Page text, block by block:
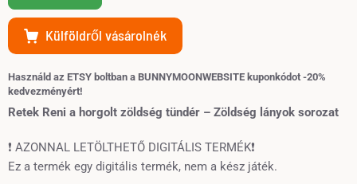
Külföldről vásárolnék
Használd az ETSY boltban a BUNNYMOONWEBSITE kuponkódot -20%
kedvezményért!
Retek Reni a horgolt zöldség tündér – Zöldség lányok sorozat
❗ AZONNAL LETÖLTHETŐ DIGITÁLIS TERMÉK❗
Ez a termék egy digitális termék, nem a kész játék.